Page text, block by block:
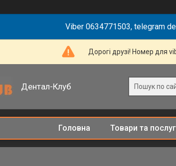
Viber 0634771503, telegram
Дорогі друзі! Номер для
Дентал-Клуб
Головна Товари та